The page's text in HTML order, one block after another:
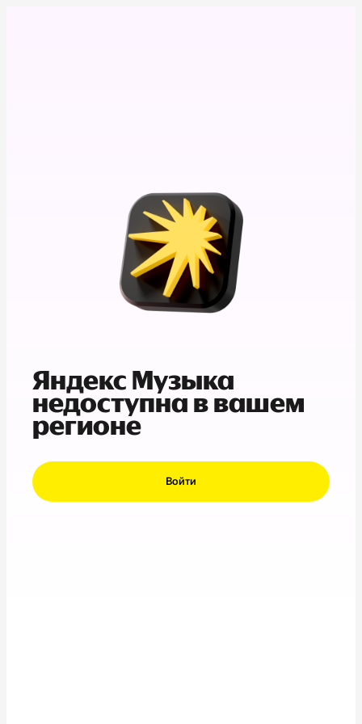
Яндекс Музыка
недоступна в вашем
регионе
Войти